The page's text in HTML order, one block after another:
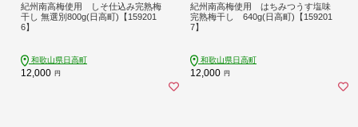
紀州南高梅使用 しそ仕込み完熟梅
干し 無選別800g(日高町)【159201
6】
和歌山県日高町
12,000 円
紀州南高梅使用 はちみつうす塩味
完熟梅干し 640g(日高町)【159201
7】
和歌山県日高町
12,000 円